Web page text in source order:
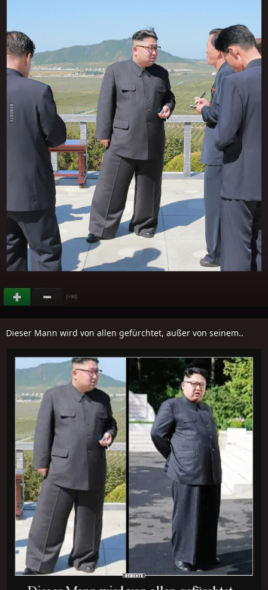
(+98)
Dieser Mann wird von allen gefürchtet, außer von seinem..